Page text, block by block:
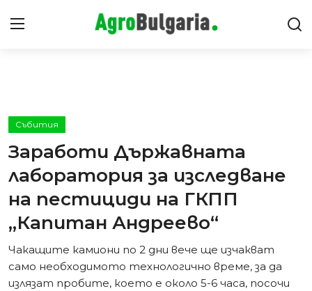
Интервюта
Предавания
Съвети
Събития
Заработи Държавната
лаборатория за изследване
на пестициди на ГКПП
„Капитан Андреево“
Чакащите камиони по 2 дни вече ще изчакват
само необходимото технологично време, за да
излязат пробите, което е около 5-6 часа, посочи